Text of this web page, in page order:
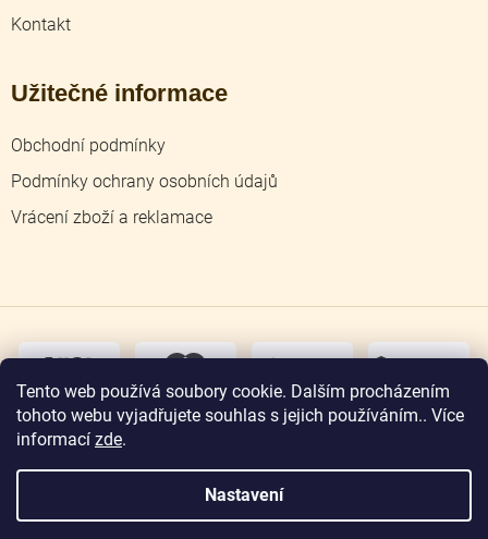
Tento web používá soubory cookie. Dalším procházením
tohoto webu vyjadřujete souhlas s jejich používáním.. Více
informací zde.
Nastavení
Kontakt
Užitečné informace
Obchodní podmínky
Podmínky ochrany osobních údajů
Vrácení zboží a reklamace
osobní
Copyright 2026Zlatnictví Jičín. Všechna práva